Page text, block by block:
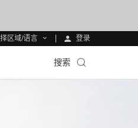
区域/语言 登录
搜索